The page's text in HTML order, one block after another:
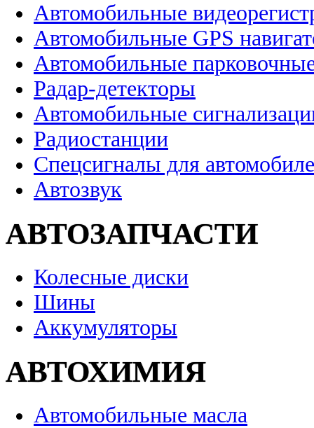
Автомобильные
Автомобильные GPS
Автомобильные
Радар-детекторы
Автомобильные
Радиостанции
Спецсигналы для
Автозвук
АВТОЗАПЧАСТИ
Колесные диски
Шины
Аккумуляторы
АВТОХИМИЯ
Автомобильные масла